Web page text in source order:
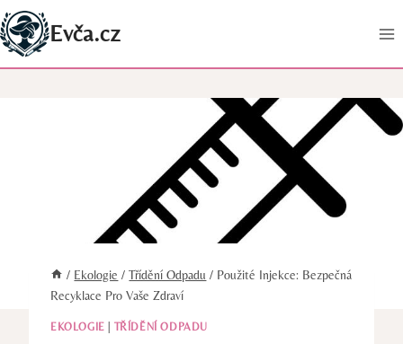
Přeskočit
na
obsah
Evča.cz
/ Ekologie / Třídění Odpadu / Použité Injekce: Bezpečná
Recyklace Pro Vaše Zdraví
EKOLOGIE TŘÍDĚNÍ ODPADU